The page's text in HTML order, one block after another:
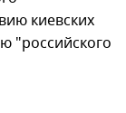
киевских
"российского